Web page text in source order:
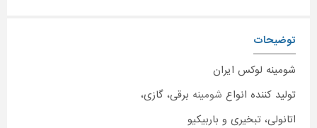
توضیحات
شومینه لوکس ایران
تولید کننده انواع شومینه برقی، گازی،
اتانولی، تبخیری و باربیکیو